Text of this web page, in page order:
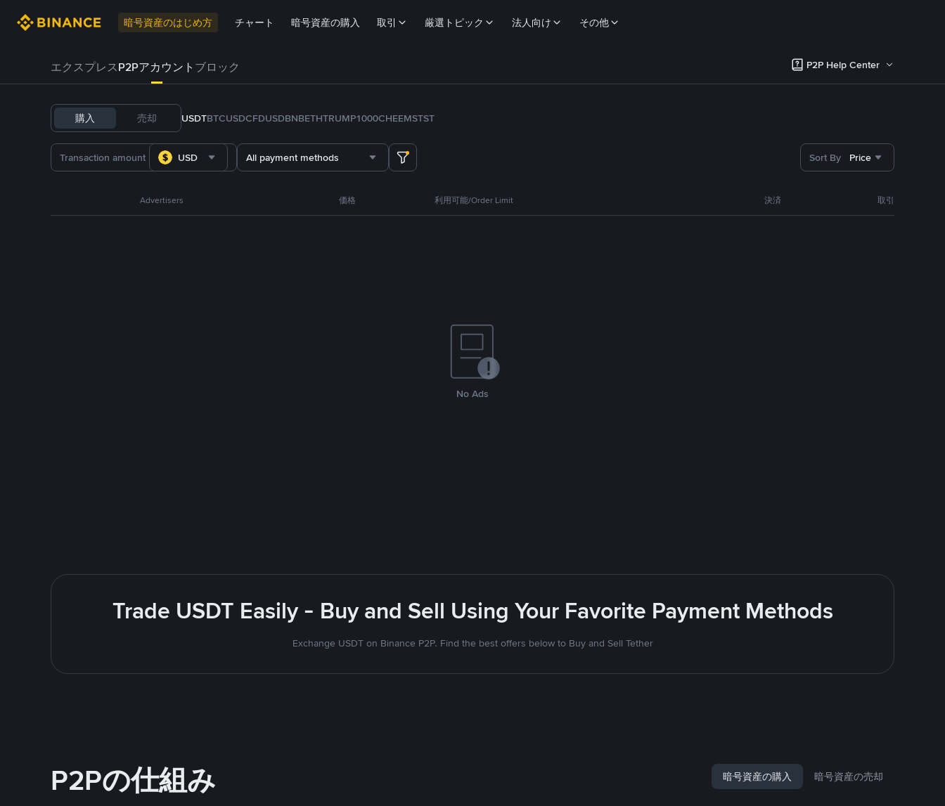
暗号資産のはじめ方 チャート 暗号資産の購入 取引 厳選トピック 法人向け その他
エクスプレスP2Pアカウント ブロック P2P Help Center
購入 売却 USDTBTCUSDCFDUSDBNBETHTRUMP1000CHEEMSTST
USD All payment methods Sort By Price
Advertisers 価格 利用可能/Order Limit 決済 取引
No Ads
Trade USDT Easily - Buy and Sell Using Your Favorite Payment Methods
Exchange USDT on Binance P2P. Find the best offers below to Buy and Sell Tether
P2Pの仕組み 暗号資産の購入 暗号資産の売却